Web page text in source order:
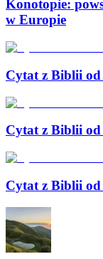
Konotopie:
w Europie
Cytat z Biblii od
Cytat z Biblii od
Cytat z Biblii od